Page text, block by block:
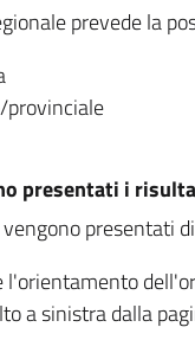
prevede la
provinciale
presentati i
presentati
l'orientamento
a sinistra dalla